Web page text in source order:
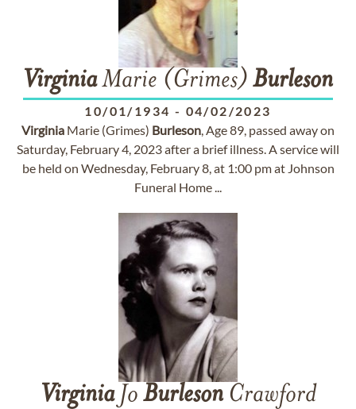
VirginiaMarie (Grimes) Burleson
10/01/1934 - 04/02/2023
Virginia Marie (Grimes) Burleson, Age 89, passed away on
Saturday, February 4, 2023 after a brief illness. A service will
be held on Wednesday, February 8, at 1:00 pm at Johnson
Funeral Home ...
VirginiaJo BurlesonCrawford